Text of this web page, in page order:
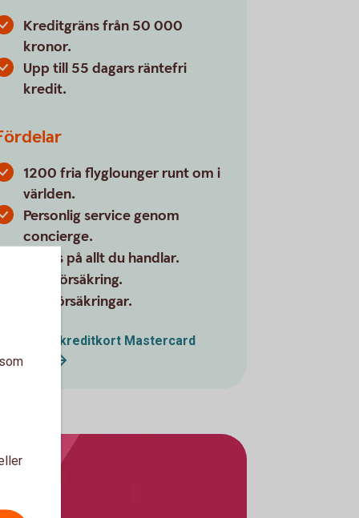
Kreditgräns från 50 000
kronor.
Upp till 55 dagars räntefri
kredit.
1200 fria flyglounger runt om i
världen.
Personlig service genom
concierge.
Bonus på allt du handlar.
Reseförsäkring.
Köpförsäkringar.
och kreditkort Mastercard